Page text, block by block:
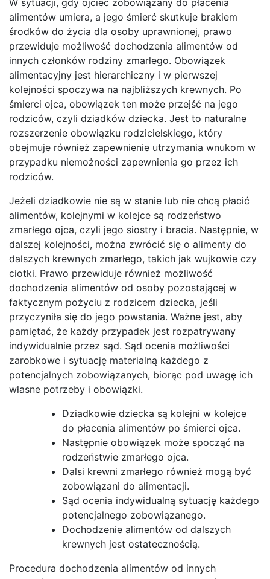
alimentów umiera, a jego śmierć skutkuje brakiem
środków do życia dla osoby uprawnionej, prawo
przewiduje możliwość dochodzenia alimentów od
innych członków rodziny zmarłego. Obowiązek
alimentacyjny jest hierarchiczny i w pierwszej
kolejności spoczywa na najbliższych krewnych. Po
śmierci ojca, obowiązek ten może przejść na jego
rodziców, czyli dziadków dziecka. Jest to naturalne
rozszerzenie obowiązku rodzicielskiego, który
obejmuje również zapewnienie utrzymania wnukom w
przypadku niemożności zapewnienia go przez ich
rodziców.
Jeżeli dziadkowie nie są w stanie lub nie chcą płacić
alimentów, kolejnymi w kolejce są rodzeństwo
zmarłego ojca, czyli jego siostry i bracia. Następnie, w
dalszej kolejności, można zwrócić się o alimenty do
dalszych krewnych zmarłego, takich jak wujkowie czy
ciotki. Prawo przewiduje również możliwość
dochodzenia alimentów od osoby pozostającej w
faktycznym pożyciu z rodzicem dziecka, jeśli
przyczyniła się do jego powstania. Ważne jest, aby
pamiętać, że każdy przypadek jest rozpatrywany
indywidualnie przez sąd. Sąd ocenia możliwości
zarobkowe i sytuację materialną każdego z
potencjalnych zobowiązanych, biorąc pod uwagę ich
własne potrzeby i obowiązki.
Dziadkowie dziecka są kolejni w kolejce
do płacenia alimentów po śmierci ojca.
Następnie obowiązek może spocząć na
rodzeństwie zmarłego ojca.
Dalsi krewni zmarłego również mogą być
zobowiązani do alimentacji.
Sąd ocenia indywidualną sytuację każdego
potencjalnego zobowiązanego.
Dochodzenie alimentów od dalszych
krewnych jest ostatecznością.
Procedura dochodzenia alimentów od innych